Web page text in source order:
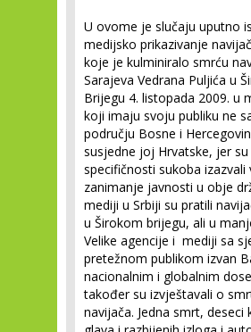
U ovome je slučaju uputno
medijsko prikazivanje
koje je kulminiralo smrću
Sarajeva Vedrana Puljića u
Brijegu 4. listopada 2009. u
koji imaju svoju publiku ne
području Bosne i
susjedne joj Hrvatske, jer
specifičnosti sukoba izazvali
zanimanje javnosti u obje
mediji u Srbiji su pratili
u Širokom brijegu, ali u
Velike agencije i mediji sa
pretežnom publikom izvan
nacionalnim i globalnim
također su izvještavali o
navijača. Jedna smrt, deseci